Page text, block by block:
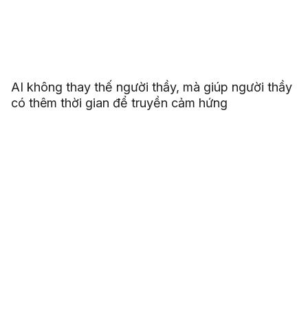
AI không thay thế người thầy, mà giúp người thầy
có thêm thời gian để truyền cảm hứng